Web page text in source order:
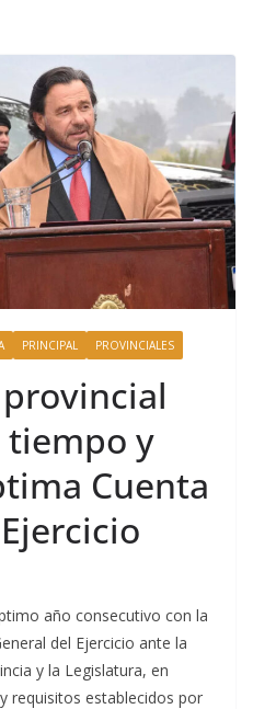
PRINCIPAL PROVINCIALES
tiempo y
Cuenta
año consecutivo con la
del Ejercicio ante la
y la Legislatura, en
requisitos establecidos por